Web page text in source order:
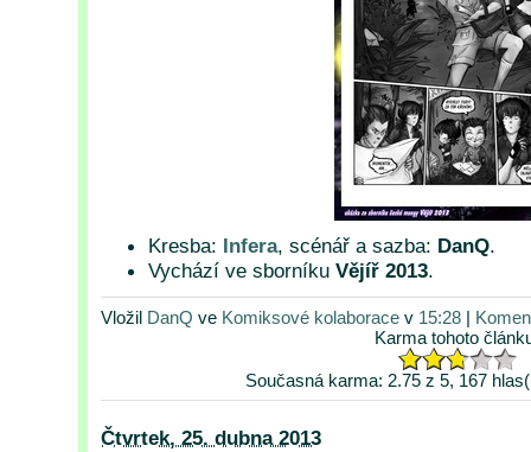
Kresba: Infera, scénář a sazba: DanQ.
Vychází ve sborníku Vějíř 2013.
Vložil DanQ ve Komiksové kolaboracev 15:28|
Karma tohoto
Současná karma: 2.75 z 5, 167
Čtvrtek, 25. dubna 2013